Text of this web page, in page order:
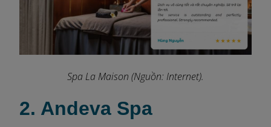
Spa La Maison (Nguồn: Internet).
2. Andeva Spa